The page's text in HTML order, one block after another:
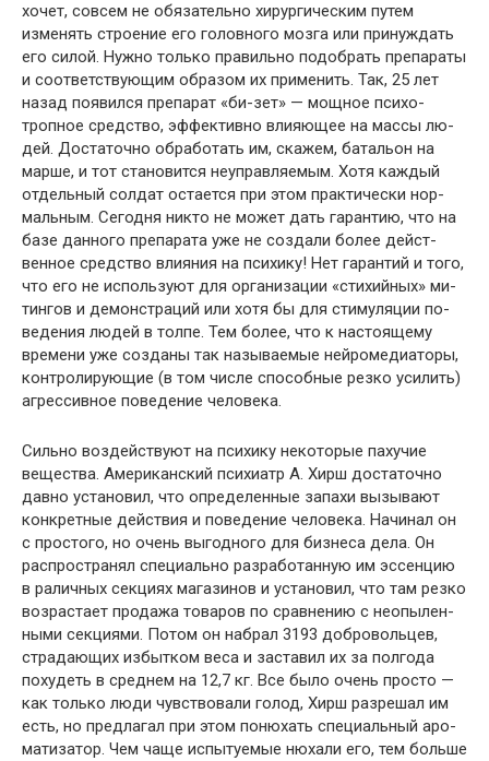
хочет, совсем не обязательно хирургическим путем
изменять строение его головного мозга или принуждать
его силой. Нужно только правильно подобрать препара­ты
и соответствующим образом их применить. Так, 25 лет
назад появился препарат «би-зет» — мощное психо­
тропное средство, эффективно влияющее на массы лю­
дей. Достаточно обработать им, скажем, батальон на
марше, и тот становится неуправляемым. Хотя каждый
отдельный солдат остается при этом практически нор­
мальным. Сегодня никто не может дать гарантию, что на
базе данного препарата уже не создали более дейст­
венное средство влияния на психику! Нет гарантий и того,
что его не используют для организации «стихийных» ми­
тингов и демонстраций или хотя бы для стимуляции по­
ведения людей в толпе. Тем более, что к настоящему
вре­мени уже созданы так называемые нейромедиаторы,
контролирующие (в том числе способные резко усилить)
агрессивное поведение человека.
Сильно воздействуют на психику некоторые пахучие
вещества. Американский психиатр А. Хирш достаточно
давно установил, что определенные запахи вызывают
конкретные действия и поведение человека. Начинал он
с простого, но очень выгодного для бизнеса дела. Он
рас­пространял специально разработанную им эссенцию
в раличных секциях магазинов и установил, что там резко
возрастает продажа товаров по сравнению с неопылен-
ными секциями. Потом он набрал 3193 добровольцев,
страдающих избытком веса и заставил их за полгода
похудеть в среднем на 12,7 кг. Все было очень просто —
как только люди чувствовали голод, Хирш разрешал им
есть, но предлагал при этом понюхать специальный аро­
матизатор. Чем чаще испытуемые нюхали его, тем боль­ше